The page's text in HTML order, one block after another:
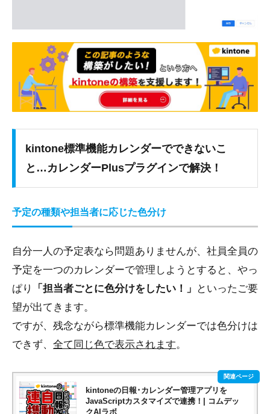
kintone標準機能カレンダーでできないこ
と…カレンダーPlusプラグインで解決！
予定の種類や担当者に応じた色分け
自分一人の予定表なら問題ありませんが、社員全員の
予定を一つのカレンダーで管理しようとすると、やっ
ぱり
「担当者ごとに色分けをしたい！」
といったご要
望が出てきます。
ですが、残念ながら標準機能カレンダーでは色分けは
できず、 全て同じ色で表示されます。
kintoneの日報･カレンダー管理アプリを
JavaScriptカスタマイズで連携！| コムデッ
クAIラボ